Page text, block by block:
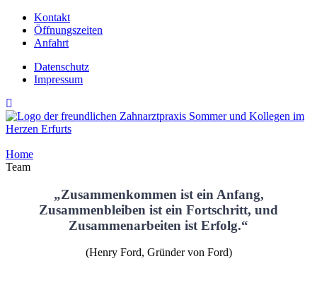
Kontakt
Öffnungszeiten
Anfahrt
Datenschutz
Impressum
Home
Team
„Zusammenkommen ist ein Anfang,
Zusammenbleiben ist ein Fortschritt, und
Zusammenarbeiten ist Erfolg.“
(Henry Ford, Gründer von Ford)